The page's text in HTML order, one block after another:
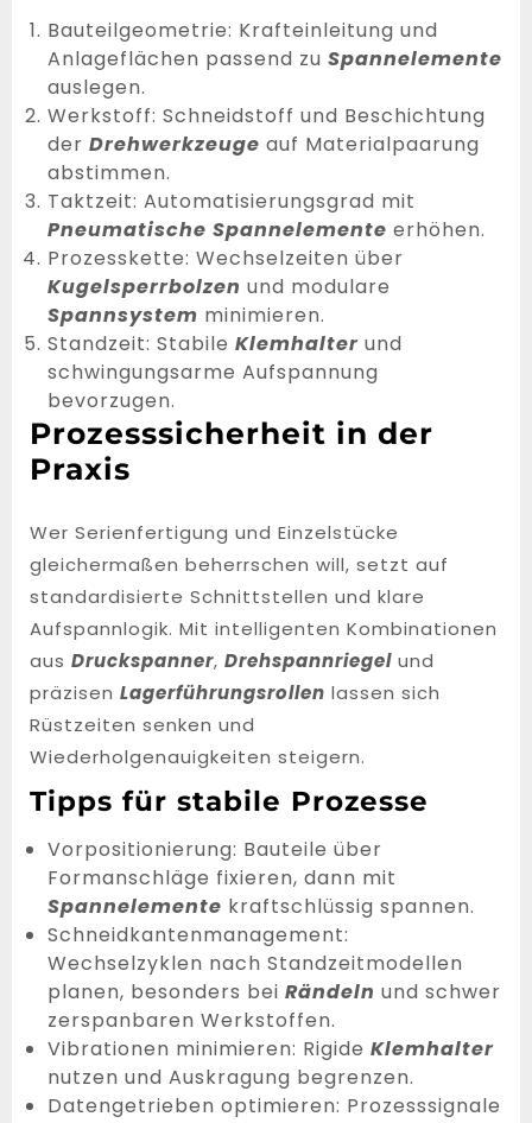
Bauteilgeometrie: Krafteinleitung und
Anlageflächen passend zu Spannelemente
auslegen.
Werkstoff: Schneidstoff und Beschichtung
der Drehwerkzeuge auf Materialpaarung
abstimmen.
Taktzeit: Automatisierungsgrad mit
Pneumatische Spannelemente erhöhen.
Prozesskette: Wechselzeiten über
Kugelsperrbolzen und modulare
Spannsystem minimieren.
Standzeit: Stabile Klemhalter und
schwingungsarme Aufspannung
bevorzugen.
Prozesssicherheit in der
Praxis
Wer Serienfertigung und Einzelstücke
gleichermaßen beherrschen will, setzt auf
standardisierte Schnittstellen und klare
Aufspannlogik. Mit intelligenten Kombinationen
aus Druckspanner, Drehspannriegel und
präzisen Lagerführungsrollen lassen sich
Rüstzeiten senken und
Wiederholgenauigkeiten steigern.
Tipps für stabile Prozesse
Vorpositionierung: Bauteile über
Formanschläge fixieren, dann mit
Spannelemente kraftschlüssig spannen.
Schneidkantenmanagement:
Wechselzyklen nach Standzeitmodellen
planen, besonders bei Rändeln und schwer
zerspanbaren Werkstoffen.
Vibrationen minimieren: Rigide Klemhalter
nutzen und Auskragung begrenzen.
Datengetrieben optimieren: Prozesssignale